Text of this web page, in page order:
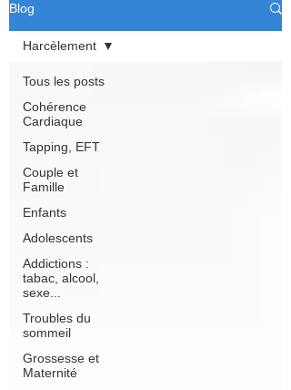
Blog
Tous les posts
Cohérence
Cardiaque
Tapping, EFT
Couple et
Famille
Enfants
Adolescents
Addictions :
tabac, alcool,
sexe...
Troubles du
sommeil
Grossesse et
Maternité
Harcèlement